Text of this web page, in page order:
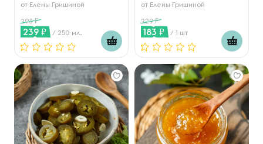
от Елены Гришиной
298
239 / 250 мл.
от Елены Гришиной
229
183 / 1 шт